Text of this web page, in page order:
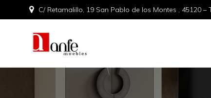
C/ Retamalillo, 19 San Pablo de los Montes , 45120 –